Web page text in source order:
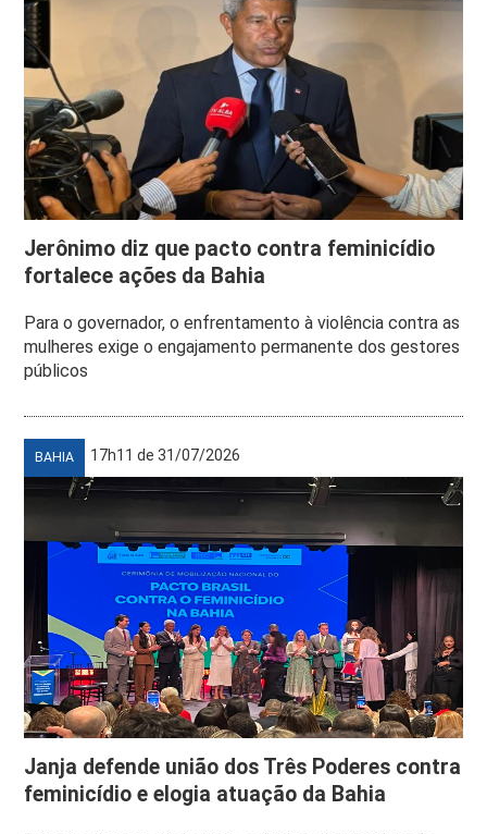
Jerônimo diz que pacto contra feminicídio
fortalece ações da Bahia
Para o governador, o enfrentamento à violência contra as
mulheres exige o engajamento permanente dos gestores
públicos
BAHIA 17h11 de 31/07/2026
Janja defende união dos Três Poderes contra
feminicídio e elogia atuação da Bahia